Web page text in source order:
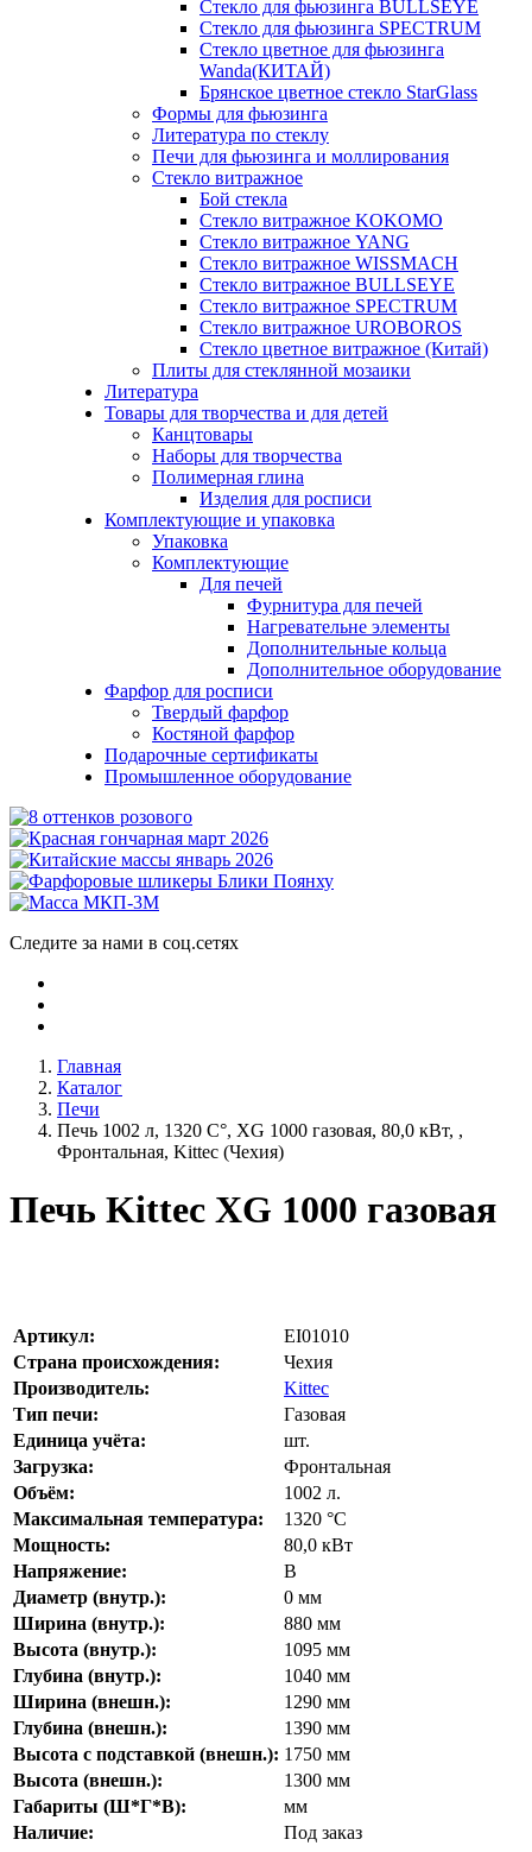
Стекло для фьюзинга BULLSEYE
Стекло для фьюзинга SPECTRUM
Стекло цветное для фьюзинга
Wanda(КИТАЙ)
Брянское цветное стекло StarGlass
Формы для фьюзинга
Литература по стеклу
Печи для фьюзинга и моллирования
Стекло витражное
Бой стекла
Стекло витражное KOKOMO
Стекло витражное YANG
Стекло витражное WISSMACH
Стекло витражное BULLSEYE
Стекло витражное SPECTRUM
Стекло витражное UROBOROS
Стекло цветное витражное (Китай)
Плиты для стеклянной мозаики
Литература
Товары для творчества и для детей
Канцтовары
Наборы для творчества
Полимерная глина
Изделия для росписи
Комплектующие и упаковка
Упаковка
Комплектующие
Для печей
Фурнитура для печей
Нагревательне элементы
Дополнительные кольца
Дополнительное оборудование
Фарфор для росписи
Твердый фарфор
Костяной фарфор
Подарочные сертификаты
Промышленное оборудование
Следите за нами в соц.сетях
Главная
Каталог
Печи
Печь 1002 л, 1320 С°, XG 1000 газовая, 80,0 кВт, ,
Фронтальная, Kittec (Чехия)
Печь Kittec XG 1000 газовая
Артикул:
EI01010
Страна происхождения:
Чехия
Производитель:
Kittec
Тип печи:
Газовая
Единица учёта:
шт.
Загрузка:
Фронтальная
Объём:
1002 л.
Максимальная температура:
1320 °С
Мощность:
80,0 кВт
Напряжение:
В
Диаметр (внутр.):
0 мм
Ширина (внутр.):
880 мм
Высота (внутр.):
1095 мм
Глубина (внутр.):
1040 мм
Ширина (внешн.):
1290 мм
Глубина (внешн.):
1390 мм
Высота с подставкой (внешн.): 1750 мм
Высота (внешн.):
1300 мм
Габариты (Ш*Г*В):
мм
Наличие:
Под заказ